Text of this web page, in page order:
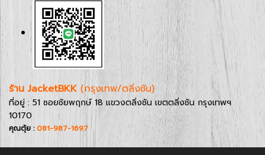
ร้าน JacketBKK (กรุงเทพ/ตลิ่งชัน)
ที่อยู่ : 51 ซอยชัยพฤกษ์ 18 แขวงตลิ่งชัน เขตตลิ่งชัน กรุงเทพฯ
10170
คุณตุ้ย :081-987-1697